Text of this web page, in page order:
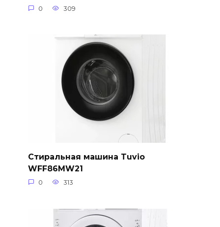
0 309
Стиральная машина Tuvio
WFF86MW21
0 313